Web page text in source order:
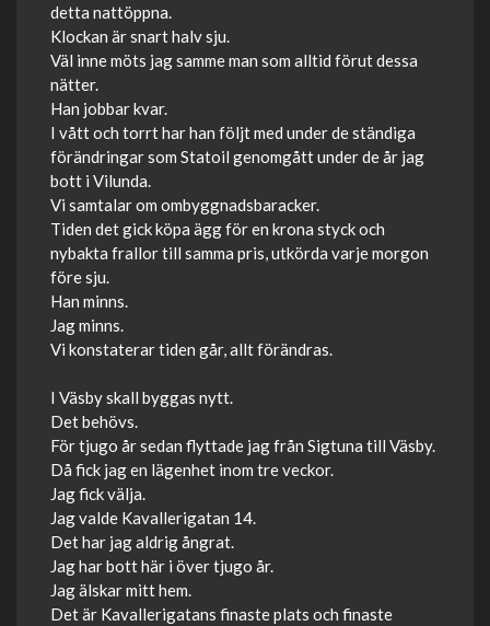
detta nattöppna.
Klockan är snart halv sju.
Väl inne möts jag samme man som alltid förut dessa
nätter.
Han jobbar kvar.
I vått och torrt har han följt med under de ständiga
förändringar som Statoil genomgått under de år jag
bott i Vilunda.
Vi samtalar om ombyggnadsbaracker.
Tiden det gick köpa ägg för en krona styck och
nybakta frallor till samma pris, utkörda varje morgon
före sju.
Han minns.
Jag minns.
Vi konstaterar tiden går, allt förändras.
I Väsby skall byggas nytt.
Det behövs.
För tjugo år sedan flyttade jag från Sigtuna till Väsby.
Då fick jag en lägenhet inom tre veckor.
Jag fick välja.
Jag valde Kavallerigatan 14.
Det har jag aldrig ångrat.
Jag har bott här i över tjugo år.
Jag älskar mitt hem.
Det är Kavallerigatans finaste plats och finaste